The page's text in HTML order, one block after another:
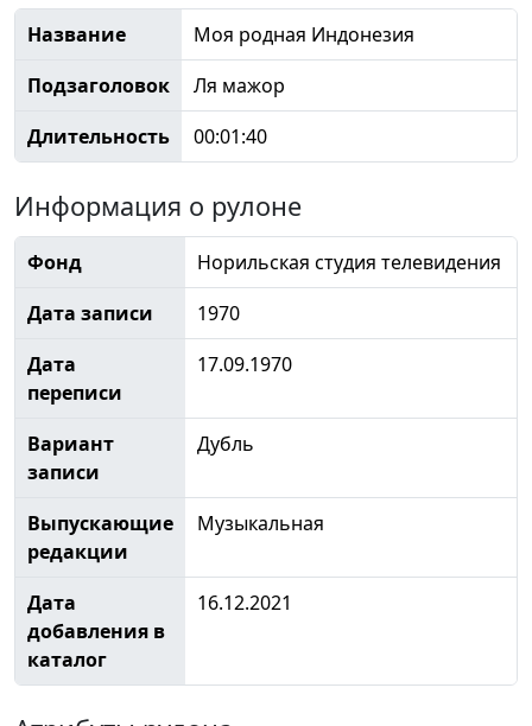
Название
Моя родная Индонезия
Подзаголовок
Ля мажор
Длительность
00:01:40
Информация о рулоне
Фонд
Норильская студия телевидения
Дата записи
1970
Дата
переписи
17.09.1970
Вариант
записи
Дубль
Выпускающие
редакции
Музыкальная
Дата
добавления в
каталог
16.12.2021